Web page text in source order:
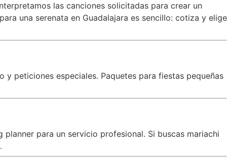
las canciones solicitadas para crear un
una serenata en Guadalajara es sencillo: cotiza y elige
peticiones especiales. Paquetes para fiestas pequeñas
para un servicio profesional. Si buscas mariachi